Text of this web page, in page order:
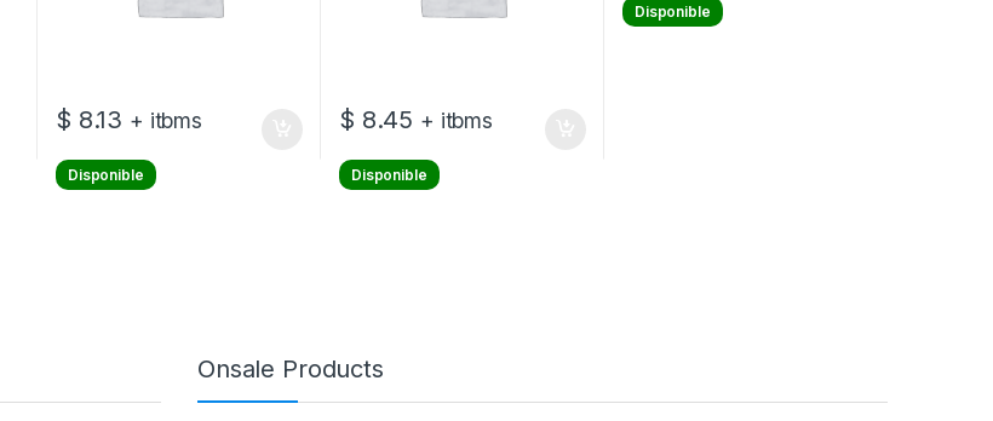
$ 8.13 + itbms
Disponible
$ 8.45 + itbms
Disponible
Disponible
Onsale Products